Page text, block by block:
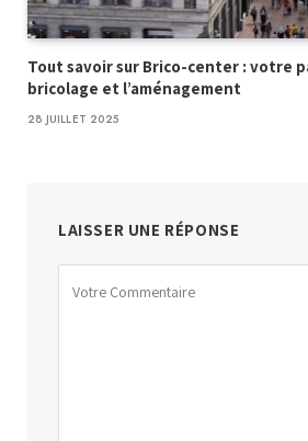
Tout savoir sur Brico-center : votre
bricolage et l’aménagement
28 JUILLET 2025
LAISSER UNE RÉPONSE